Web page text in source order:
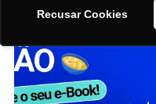
Recusar Cookies
Recusar Cookies